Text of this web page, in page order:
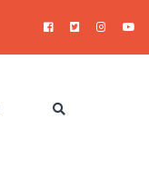
DUYURULAR